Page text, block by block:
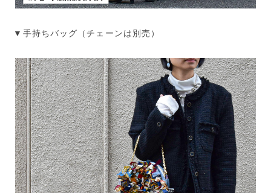
▼手持ちバッグ（チェーンは別売）